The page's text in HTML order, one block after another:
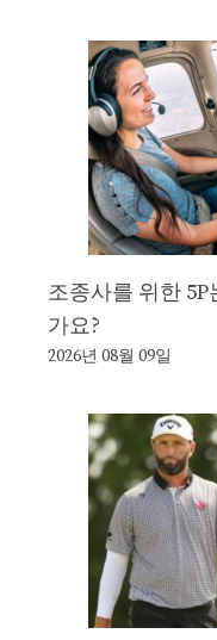
조종사를 위한
가요?
2026년 08월 09일